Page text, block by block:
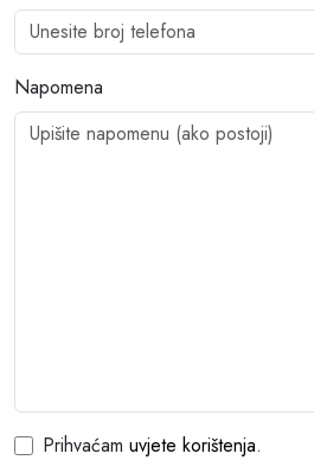
Napomena
Prihvaćam uvjete korištenja.